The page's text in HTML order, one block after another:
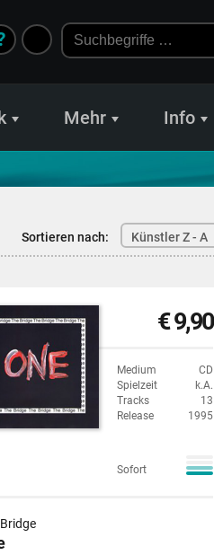
Mehr Info
Sortieren nach: Künstler Z - A
€ 9,90
Medium
CD
Spielzeit
k.A.
Tracks
13
Release
1995
Sofort